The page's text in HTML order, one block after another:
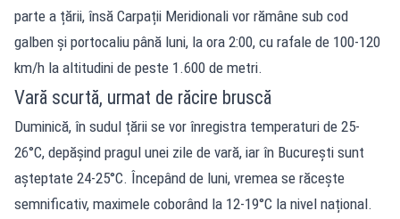
parte a țării, însă Carpații Meridionali vor rămâne sub cod
galben și portocaliu până luni, la ora 2:00, cu rafale de 100-120
km/h la altitudini de peste 1.600 de metri.
Vară scurtă, urmat de răcire bruscă
Duminică, în sudul țării se vor înregistra temperaturi de 25-
26°C, depășind pragul unei zile de vară, iar în București sunt
așteptate 24-25°C. Începând de luni, vremea se răcește
semnificativ, maximele coborând la 12-19°C la nivel național.